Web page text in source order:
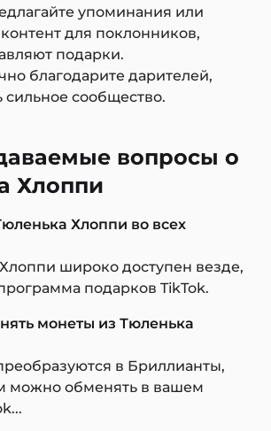
упоминания или
для поклонников,
подарки.
благодарите дарителей,
сильное сообщество.
вопросы о
Хлоппи
Хлоппи во всех
широко доступен везде,
подарков TikTok.
монеты из Тюленька
в Бриллианты,
можно обменять в вашем